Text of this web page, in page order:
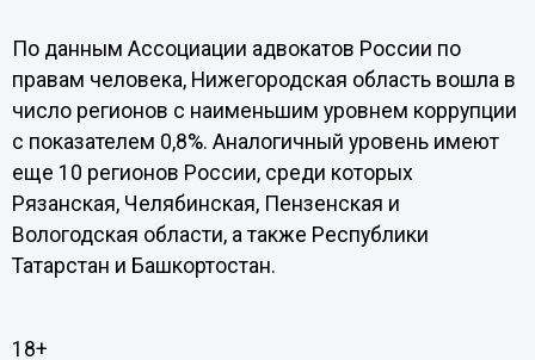
По данным Ассоциации адвокатов России по
правам человека, Нижегородская область вошла в
число регионов с наименьшим уровнем коррупции
с показателем 0,8%. Аналогичный уровень имеют
еще 10 регионов России, среди которых
Рязанская, Челябинская, Пензенская и
Вологодская области, а также Республики
Татарстан и Башкортостан.
18+